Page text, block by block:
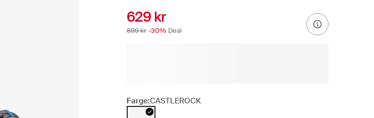
629 kr
899 kr -30% Deal
Farge:CASTLEROCK